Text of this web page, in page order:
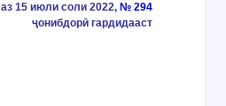
аз 15 июли соли 2022, № 294
ҷонибдорӣ гардидааст